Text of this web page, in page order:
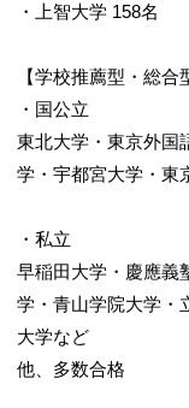
・上智大学 158名
【学校推薦型・総
・国公立
東北大学・東京外国
学・宇都宮大学・東
・私立
早稲田大学・慶應義
学・青山学院大学・
大学など
他、多数合格